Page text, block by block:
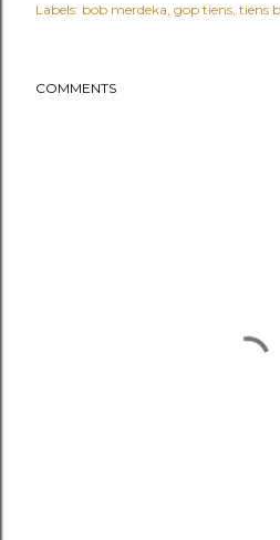
Labels: bob merdeka gop tiens tiens
COMMENTS